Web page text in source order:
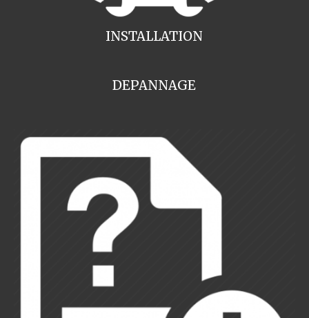
INSTALLATION
DEPANNAGE